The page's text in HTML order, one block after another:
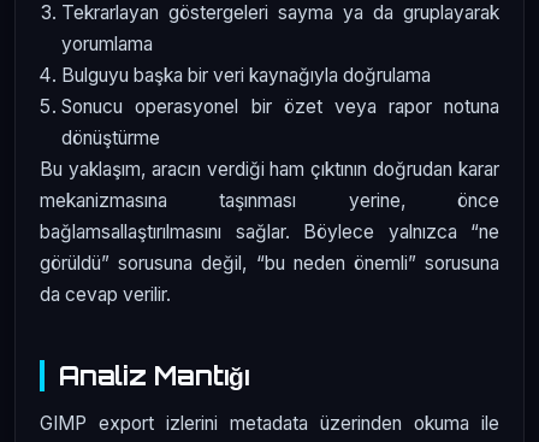
Tekrarlayan göstergeleri sayma ya da gruplayarak
yorumlama
Bulguyu başka bir veri kaynağıyla doğrulama
Sonucu operasyonel bir özet veya rapor notuna
dönüştürme
Bu yaklaşım, aracın verdiği ham çıktının doğrudan karar
mekanizmasına taşınması yerine, önce
bağlamsallaştırılmasını sağlar. Böylece yalnızca “ne
görüldü” sorusuna değil, “bu neden önemli” sorusuna
da cevap verilir.
Analiz Mantığı
GIMP export izlerini metadata üzerinden okuma ile